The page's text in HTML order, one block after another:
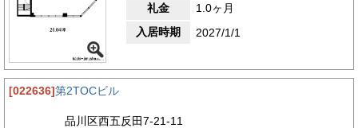
礼金
1.0ヶ月
入居時期
2027/1/1
[022636]第2TOCビル
品川区西五反田7-21-11